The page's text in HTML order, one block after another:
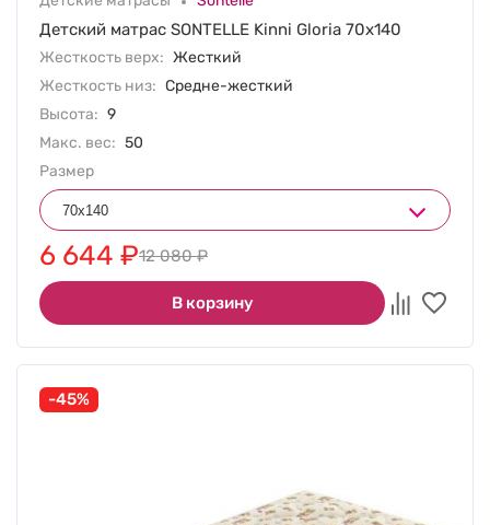
Детский матрас SONTELLE Kinni Gloria 70х140
Жесткость верх: Жесткий
Жесткость низ: Средне-жесткий
Высота: 9
Макс. вес: 50
Размер
6 644 ₽12 080₽
В корзину
-45%